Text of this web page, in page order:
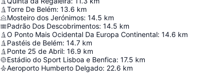
Torre De Belém: 13.6 km
Mosteiro dos Jerónimos: 14.5 km
Padrão Dos Descobrimentos: 14.5 km
O Ponto Mais Ocidental Da Europa Continental: 14.6 km
Pastéis de Belém: 14.7 km
Ponte 25 de Abril: 16.9 km
Estádio do Sport Lisboa e Benfica: 17.5 km
Aeroporto Humberto Delgado: 22.6 km